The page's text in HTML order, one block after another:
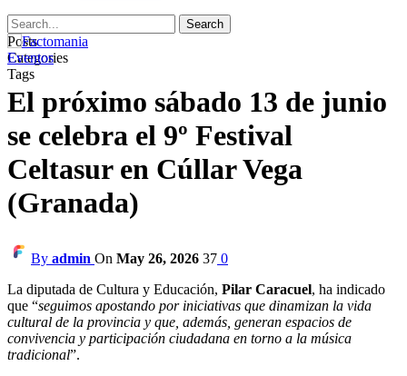
Posts
Categories
Tags
Eventos
El próximo sábado 13 de junio
se celebra el 9º Festival
Celtasur en Cúllar Vega
(Granada)
By admin On May 26, 2026 37 0
La diputada de Cultura y Educación, Pilar Caracuel, ha indicado
que “seguimos apostando por iniciativas que dinamizan la vida
cultural de la provincia y que, además, generan espacios de
convivencia y participación ciudadana en torno a la música
tradicional”.